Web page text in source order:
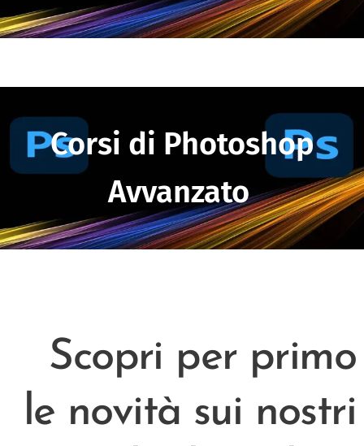
Corsi di Photoshop
Avvanzato
Scopri per primo
le novità sui nostri